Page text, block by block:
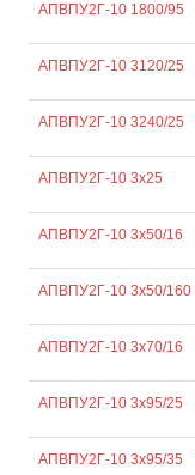
АПВПУ2Г-10 1800/95
АПВПУ2Г-10 3120/25
АПВПУ2Г-10 3240/25
АПВПУ2Г-10 3х25
АПВПУ2Г-10 3х50/16
АПВПУ2Г-10 3х50/160
АПВПУ2Г-10 3х70/16
АПВПУ2Г-10 3х95/25
АПВПУ2Г-10 3х95/35